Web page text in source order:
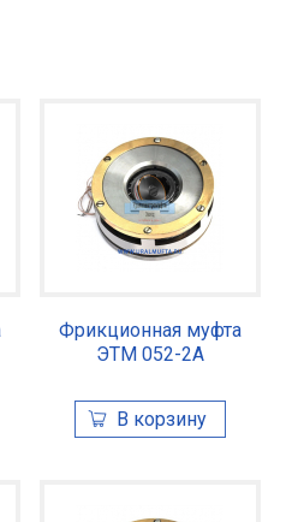
Фрикционная муфта
ЭТМ 052-2А